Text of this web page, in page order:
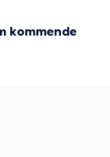
kommende